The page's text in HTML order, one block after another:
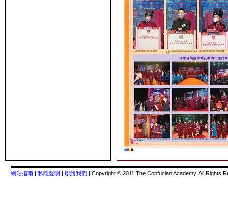
網站指南 | 私隱聲明 | 聯絡我們 | Copyright © 2011 The Confucian Academy. All Rights